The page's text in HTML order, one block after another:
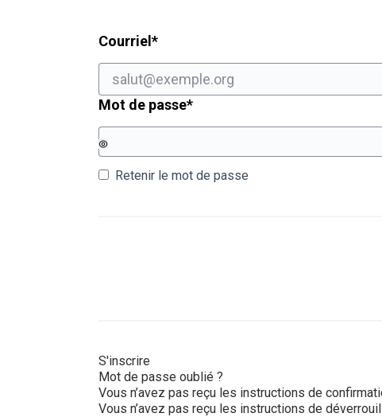
Courriel *Champ obligatoire
Mot de passe*Champ obligatoire
Retenir le mot de passe
S'inscrire
Mot de passe oublié ?
Vous n’avez pas reçu les instructions de
Vous n’avez pas reçu les instructions de